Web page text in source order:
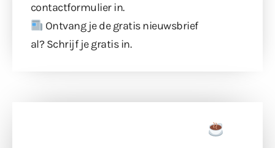
contactformulierin.
Ontvang je de gratis nieuwsbrief
al? Schrijf je gratis in.